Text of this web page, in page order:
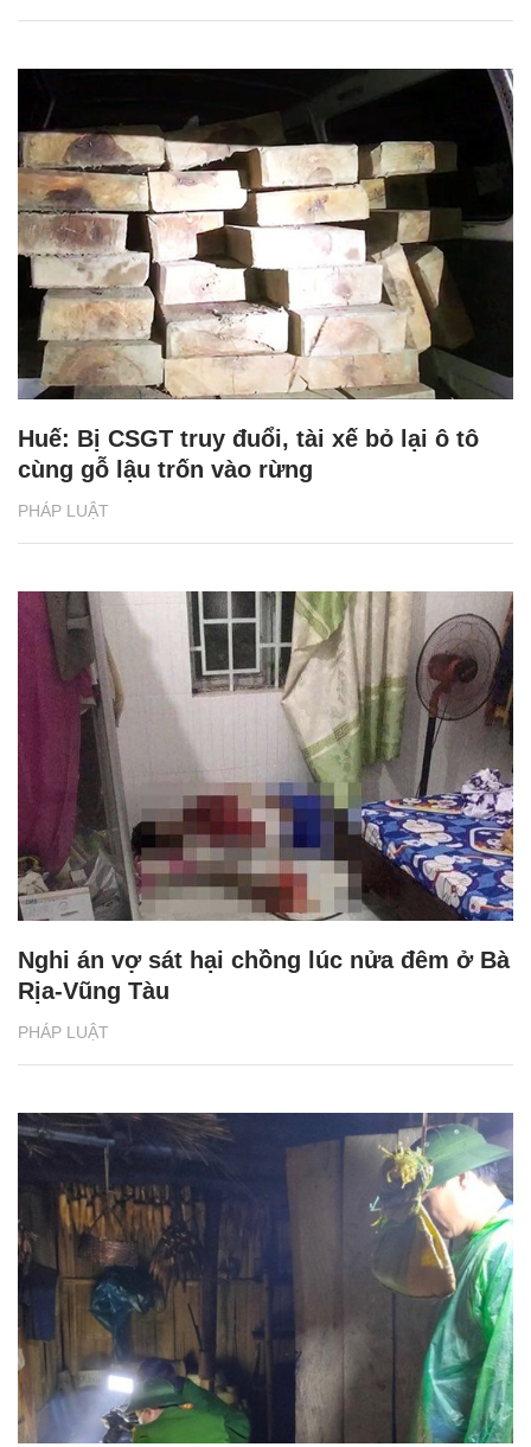
PHÁP LUẬT
Huế: Bị CSGT truy đuổi, tài xế bỏ lại ô tô
cùng gỗ lậu trốn vào rừng
PHÁP LUẬT
Nghi án vợ sát hại chồng lúc nửa đêm ở Bà
Rịa-Vũng Tàu